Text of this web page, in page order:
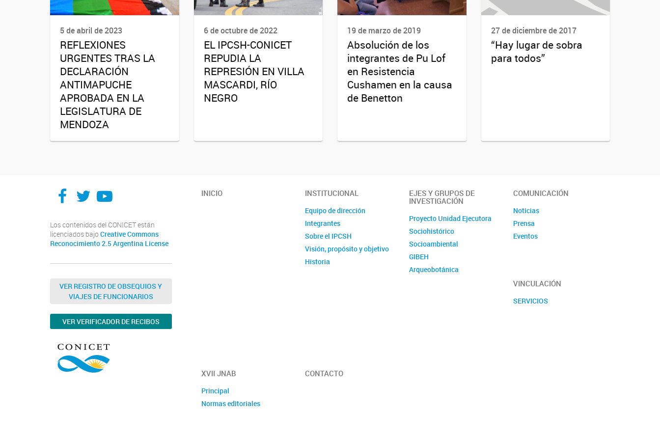
5 de abril de 2023
REFLEXIONES
URGENTES TRAS LA
DECLARACIÓN
ANTIMAPUCHE
APROBADA EN LA
LEGISLATURA DE
MENDOZA
6 de octubre de 2022
EL IPCSH-CONICET
REPUDIA LA
REPRESIÓN EN VILLA
MASCARDI, RÍO
NEGRO
19 de marzo de 2019
Absolución de los
integrantes de Pu Lof
en Resistencia
Cushamen en la causa
de Benetton
27 de diciembre de 2017
“Hay lugar de sobra
para todos”
Facebook
TwitterYouTube
Los contenidos del CONICET están
licenciados bajo Creative Commons
Reconocimiento 2.5 Argentina License
VER REGISTRO DE OBSEQUIOS Y
VIAJES DE FUNCIONARIOS
VER VERIFICADOR DE RECIBOS
INICIO INSTITUCIONAL
Equipo de dirección
Integrantes
Sobre el IPCSH
Visión, propósito y objetivo
Historia
EJES Y GRUPOS DE
INVESTIGACIÓN
Proyecto Unidad Ejecutora
Sociohistórico
Socioambiental
GIBEH
Arqueobotánica
COMUNICACIÓN
Noticias
Prensa
Eventos
VINCULACIÓN
SERVICIOS
XVII JNAB
Principal
Normas editoriales
CONTACTO